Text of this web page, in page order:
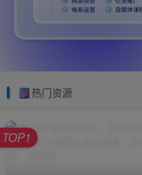
热门资源
TOP1